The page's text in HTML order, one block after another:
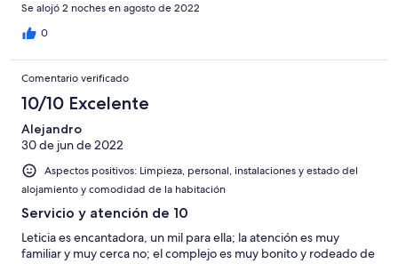
Se alojó 2 noches en agosto de 2022
0
Comentario verificado
10/10 Excelente
Alejandro
30 de jun de 2022
Aspectos positivos: Limpieza, personal, instalaciones y estado del
alojamiento y comodidad de la habitación
Servicio y atención de 10
Leticia es encantadora, un mil para ella; la atención es muy
familiar y muy cerca no; el complejo es muy bonito y rodeado de